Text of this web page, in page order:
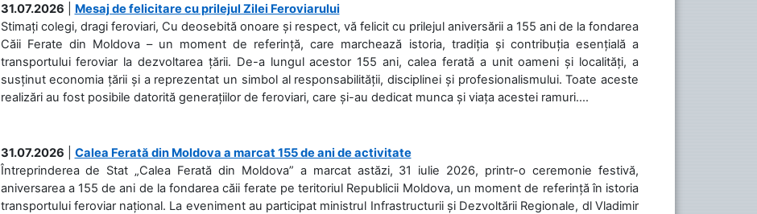
31.07.2026
Mesaj de felicitare cu prilejul Zilei Feroviarului
Stimați colegi, dragi feroviari, Cu deosebită onoare și respect, vă felicit cu prilejul aniversării a 155 ani de la fondarea
Căii Ferate din Moldova – un moment de referință, care marchează istoria, tradiția și contribuția esențială a
transportului feroviar la dezvoltarea țării. De-a lungul acestor 155 ani, calea ferată a unit oameni și localități, a
susținut economia țării și a reprezentat un simbol al responsabilității, disciplinei și profesionalismului. Toate aceste
realizări au fost posibile datorită generațiilor de feroviari, care și-au dedicat munca și viața acestei ramuri....
31.07.2026
Calea Ferată din Moldova a marcat 155 de ani de activitate
Întreprinderea de Stat „Calea Ferată din Moldova” a marcat astăzi, 31 iulie 2026, printr-o ceremonie festivă,
aniversarea a 155 de ani de la fondarea căii ferate pe teritoriul Republicii Moldova, un moment de referință în istoria
transportului feroviar național. La eveniment au participat ministrul Infrastructurii și Dezvoltării Regionale, dl Vladimir